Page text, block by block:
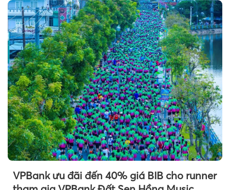
VPBank ưu đãi đến 40% giá BIB cho runner